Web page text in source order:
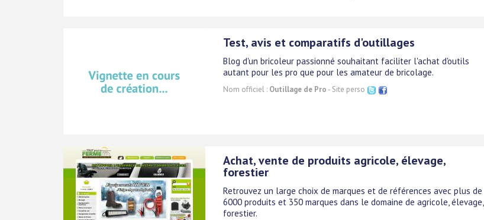
Test, avis et comparatifs d'outillages
Blog d'un bricoleur passionné souhaitant faciliter l'achat d'outils
autant pour les pro que pour les amateur de bricolage.
Nom officiel : Outillage de Pro - Site perso
Achat, vente de produits agricole, élevage,
forestier
Retrouvez un large choix de marques et de références avec plus de
6000 produits et 350 marques dans le domaine de agricole, élevage,
forestier.